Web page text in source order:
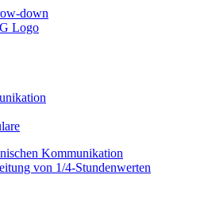
Kommunikation
von 1/4-Stundenwerten